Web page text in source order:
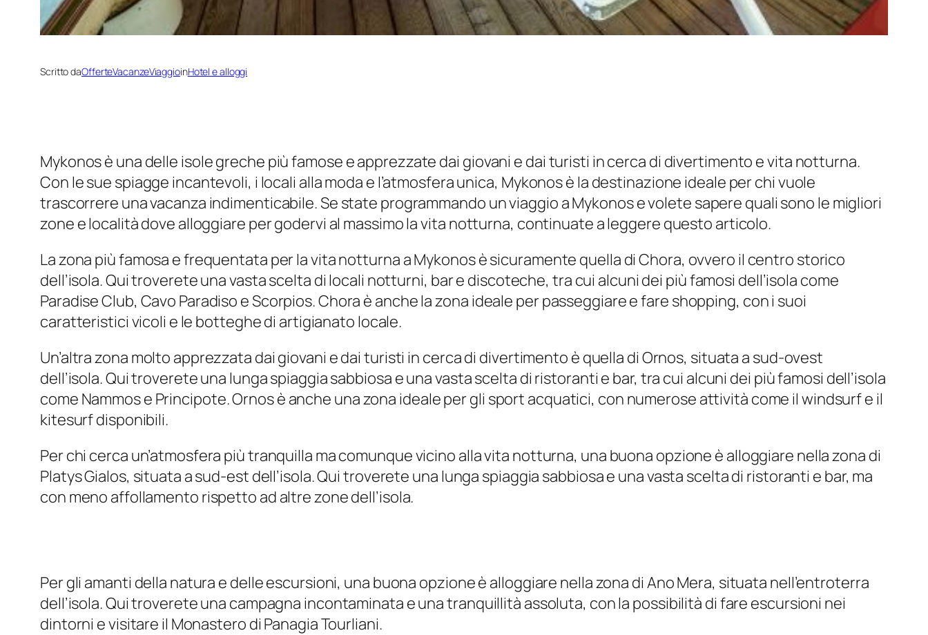
Scritto daOfferteVacanzeViaggioinHotel e alloggi
Mykonos è una delle isole greche più famose e apprezzate dai giovani e dai turisti in cerca di divertimento e vita notturna.
Con le sue spiagge incantevoli, i locali alla moda e l’atmosfera unica, Mykonos è la destinazione ideale per chi vuole
trascorrere una vacanza indimenticabile. Se state programmando un viaggio a Mykonos e volete sapere quali sono le migliori
zone e località dove alloggiare per godervi al massimo la vita notturna, continuate a leggere questo articolo.
La zona più famosa e frequentata per la vita notturna a Mykonos è sicuramente quella di Chora, ovvero il centro storico
dell’isola. Qui troverete una vasta scelta di locali notturni, bar e discoteche, tra cui alcuni dei più famosi dell’isola come
Paradise Club, Cavo Paradiso e Scorpios. Chora è anche la zona ideale per passeggiare e fare shopping, con i suoi
caratteristici vicoli e le botteghe di artigianato locale.
Un’altra zona molto apprezzata dai giovani e dai turisti in cerca di divertimento è quella di Ornos, situata a sud-ovest
dell’isola. Qui troverete una lunga spiaggia sabbiosa e una vasta scelta di ristoranti e bar, tra cui alcuni dei più famosi dell’isola
come Nammos e Principote. Ornos è anche una zona ideale per gli sport acquatici, con numerose attività come il windsurf e il
kitesurf disponibili.
Per chi cerca un’atmosfera più tranquilla ma comunque vicino alla vita notturna, una buona opzione è alloggiare nella zona di
Platys Gialos, situata a sud-est dell’isola. Qui troverete una lunga spiaggia sabbiosa e una vasta scelta di ristoranti e bar, ma
con meno affollamento rispetto ad altre zone dell’isola.
Per gli amanti della natura e delle escursioni, una buona opzione è alloggiare nella zona di Ano Mera, situata nell’entroterra
dell’isola. Qui troverete una campagna incontaminata e una tranquillità assoluta, con la possibilità di fare escursioni nei
dintorni e visitare il Monastero di Panagia Tourliani.